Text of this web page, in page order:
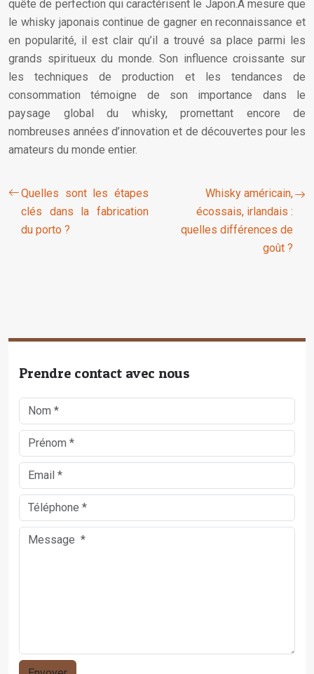
quête de perfection qui caractérisent le Japon.À mesure que
le whisky japonais continue de gagner en reconnaissance et
en popularité, il est clair qu’il a trouvé sa place parmi les
grands spiritueux du monde. Son influence croissante sur
les techniques de production et les tendances de
consommation témoigne de son importance dans le
paysage global du whisky, promettant encore de
nombreuses années d’innovation et de découvertes pour les
amateurs du monde entier.
Quelles sont les étapes
clés dans la fabrication
du porto ?
Whisky américain,
écossais, irlandais :
quelles différences de
goût ?
Prendre contact avec nous